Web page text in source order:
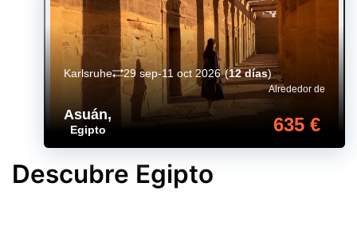
Asuán,
Egipto
Alrededor de
635 €
Karlsruhe 29 sep-11 oct 2026(12 días)
Descubre Egipto